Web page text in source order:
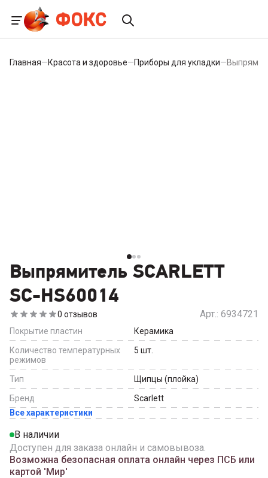
Главная—Красота и здоровье—Приборы для укладки—
Выпрямитель SCARLETT
SC-HS60014
0 отзывов Арт.: 6934721
Покрытие пластин
Керамика
Количество температурных
режимов
5 шт.
Тип
Щипцы (плойка)
Бренд
Scarlett
Все характеристики
В наличии
Доступен для заказа онлайн и самовывоза.
Возможна безопасная оплата онлайн через ПСБ или
картой 'Мир'